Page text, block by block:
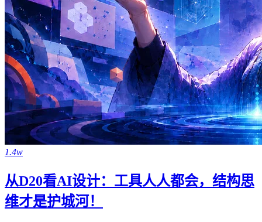
1.4w
从D20看AI设计：工具人人都会，结构思
维才是护城河！